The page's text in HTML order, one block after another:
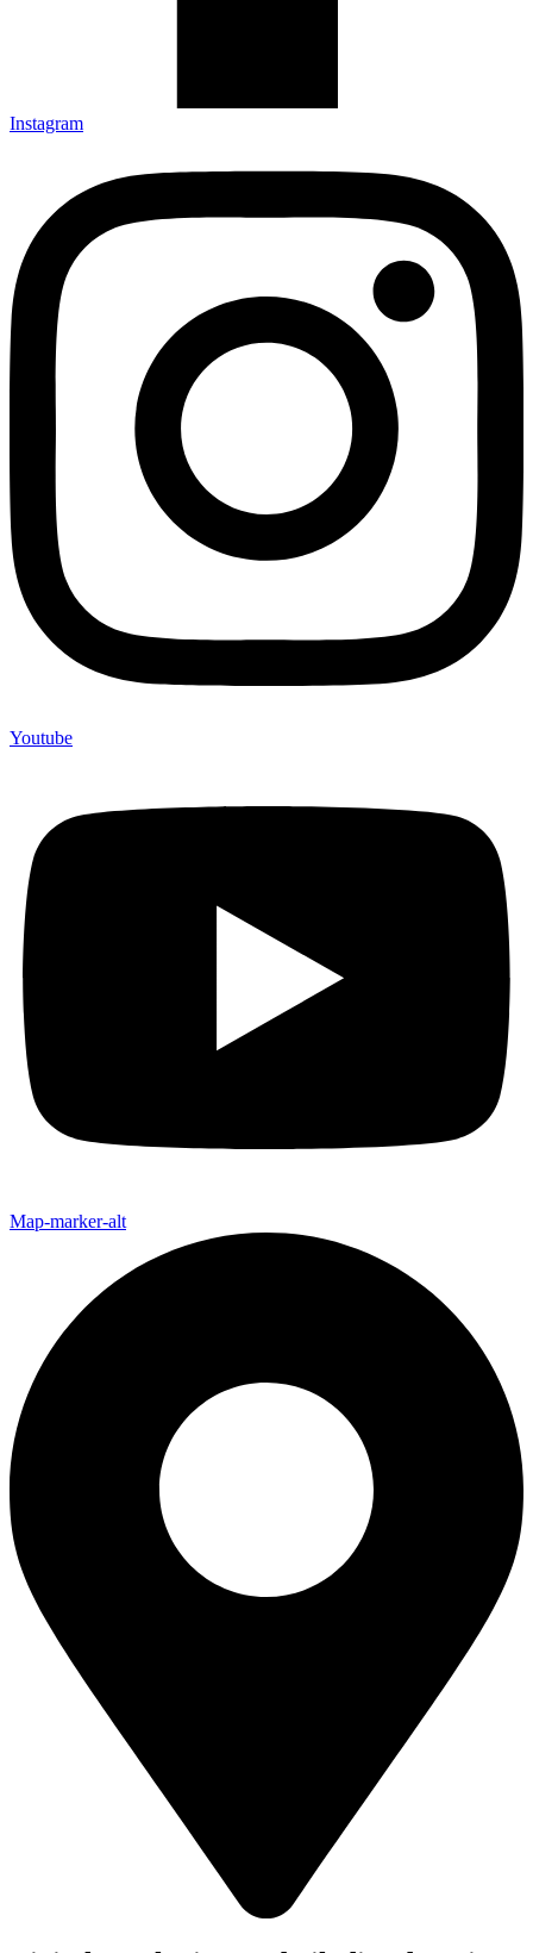
Instagram
Youtube
Map-marker-alt